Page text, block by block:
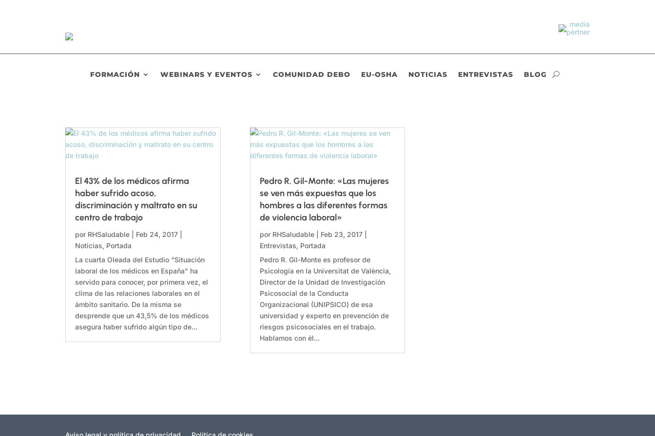
FORMACIÓN WEBINARS Y EVENTOS COMUNIDAD DEBO EU-OSHA NOTICIAS ENTREVISTAS BLOG
El 43% de los médicos afirma
haber sufrido acoso,
discriminación y maltrato en su
centro de trabajo
por RHSaludable Feb 24, 2017
Noticias, Portada
La cuarta Oleada del Estudio “Situación
laboral de los médicos en España” ha
servido para conocer, por primera vez, el
clima de las relaciones laborales en el
ámbito sanitario. De la misma se
desprende que un 43,5% de los médicos
asegura haber sufrido algún tipo de...
Pedro R. Gil-Monte: «Las mujeres
se ven más expuestas que los
hombres a las diferentes formas
de violencia laboral»
por RHSaludable| Feb 23, 2017|
Entrevistas, Portada
Pedro R. Gil-Monte es profesor de
Psicología en la Universitat de València,
Director de la Unidad de Investigación
Psicosocial de la Conducta
Organizacional (UNIPSICO) de esa
universidad y experto en prevención de
riesgos psicosociales en el trabajo.
Hablamos con él...